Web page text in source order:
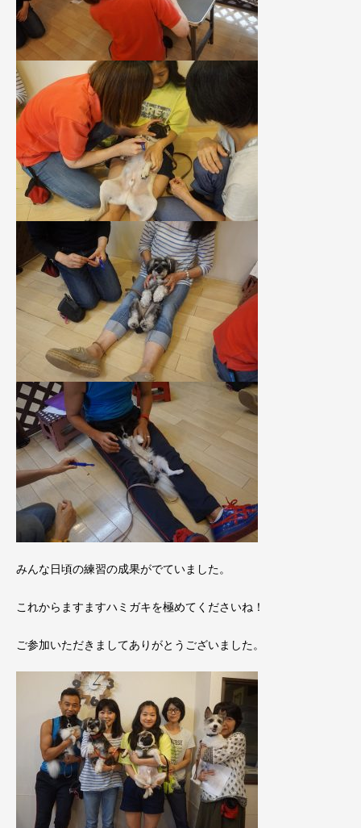
みんな日頃の練習の成果がでていました。
これからますますハミガキを極めてくださいね！
ご参加いただきましてありがとうございました。